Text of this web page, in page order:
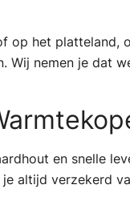
op het platteland,
Wij nemen je dat
en snelle
altijd verzekerd